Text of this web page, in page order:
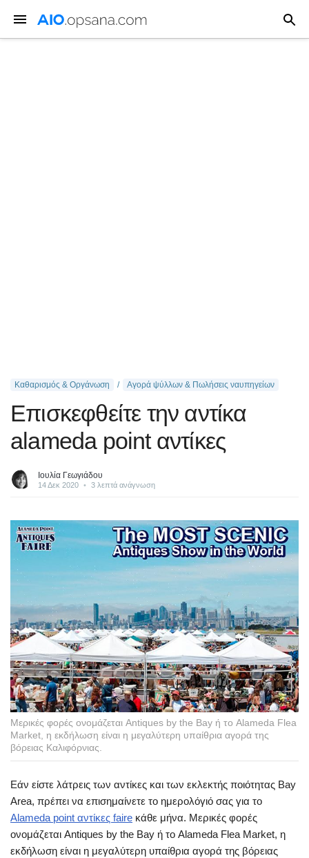
Καθαρισμός & Οργάνωση Αγορά ψύλλων & Πωλήσεις ναυπηγείων
Επισκεφθείτε την αντίκα
alameda point αντίκες
Ιουλία Γεωγιάδου
14 Δεκ 2020 • 3 λεπτά ανάγνωση
Μερικές φορές ονομάζεται Antiques by the Bay ή το Alameda Flea
Market, η εκδήλωση είναι η μεγαλύτερη υπαίθρια αγορά της
βόρειας Καλιφόρνιας.
Εάν είστε λάτρεις των αντίκες και των εκλεκτής ποιότητας Bay
Area, πρέπει να επισημαίνετε το ημερολόγιό σας για το
Alameda point αντίκες faire κάθε μήνα. Μερικές φορές
ονομάζεται Antiques by the Bay ή το Alameda Flea Market, η
εκδήλωση είναι η μεγαλύτερη υπαίθρια αγορά της βόρειας